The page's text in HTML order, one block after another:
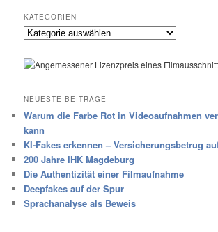
KATEGORIEN
Kategorien
NEUESTE BEITRÄGE
Warum die Farbe Rot in Videoaufnahmen
kann
KI-Fakes erkennen – Versicherungsbetrug
200 Jahre IHK Magdeburg
Die Authentizität einer Filmaufnahme
Deepfakes auf der Spur
Sprachanalyse als Beweis